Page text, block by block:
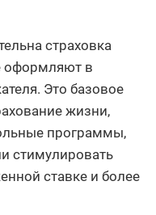
страховка
оформляют в
Это базовое
жизни,
программы,
стимулировать
ставке и более